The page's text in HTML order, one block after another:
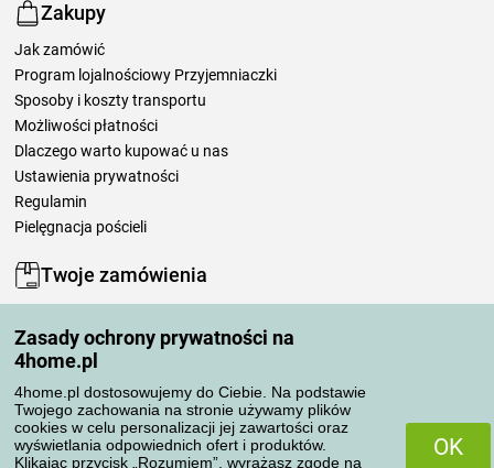
Zasady ochrony prywatności na
4home.pl
4home.pl dostosowujemy do Ciebie. Na podstawie
Twojego zachowania na stronie używamy plików
cookies w celu personalizacji jej zawartości oraz
wyświetlania odpowiednich ofert i produktów.
Klikając przycisk „Rozumiem”, wyrażasz zgodę na
OK
Zakupy
Jak zamówić
Program lojalnościowy Przyjemniaczki
Sposoby i koszty transportu
Możliwości płatności
Dlaczego warto kupować u nas
Ustawienia prywatności
Regulamin
Pielęgnacja pościeli
Twoje zamówienia
Moje zamówienia
Reklamacje
Odstąpienie od umowy
Zasady przetwarzania recenzji